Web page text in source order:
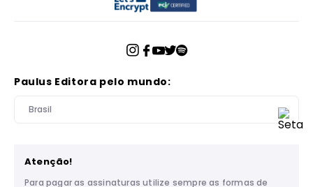
Paulus Editora pelo mundo:
Brasil
Atenção!
Para pagar as assinaturas utilize sempre as formas de